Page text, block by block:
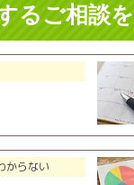
るご相談を
からない